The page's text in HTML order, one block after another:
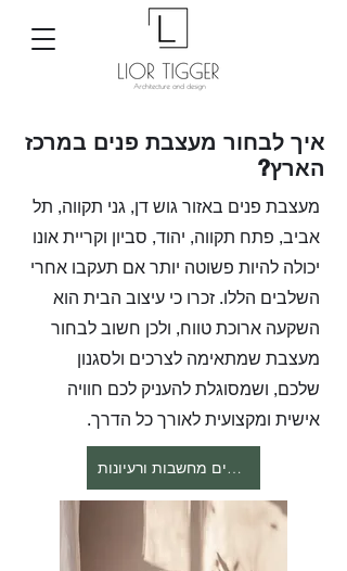
איך לבחור מעצבת פנים במרכז
הארץ?
מעצבת פנים באזור גוש דן, גני תקווה, תל
אביב, פתח תקווה, יהוד, סביון וקריית אונו
יכולה להיות פשוטה יותר אם תעקבו אחרי
השלבים הללו. זכרו כי עיצוב הבית הוא
השקעה ארוכת טווח, ולכן חשוב לבחור
מעצבת שמתאימה לצרכים ולסגנון
שלכם, ושמסוגלת להעניק לכם חוויה
אישית ומקצועית לאורך כל הדרך.
לעוד טיפים מחשבות ורעיונות